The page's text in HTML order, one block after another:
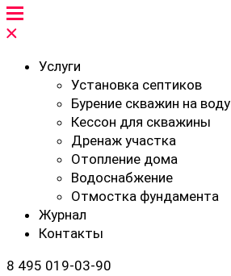
Услуги
Установка септиков
Бурение скважин на воду
Кессон для скважины
Дренаж участка
Отопление дома
Водоснабжение
Отмостка фундамента
Журнал
Контакты
8 495 019-03-90